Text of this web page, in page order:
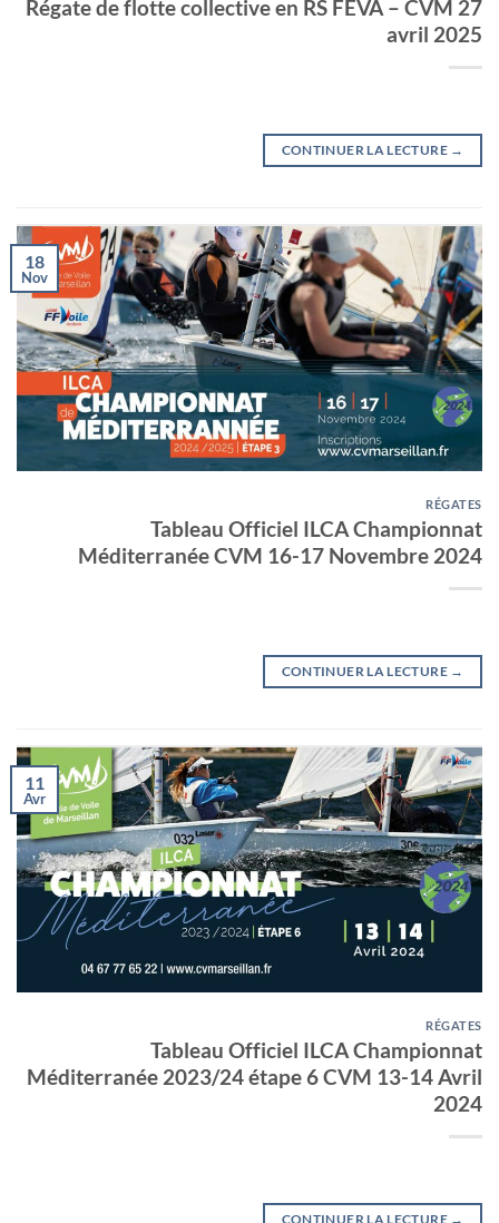
Régate de flotte collective en RS FEVA – CVM 27
avril 2025
CONTINUER LA LECTURE →
18
Nov
RÉGATES
Tableau Officiel ILCA Championnat
Méditerranée CVM 16-17 Novembre 2024
CONTINUER LA LECTURE →
11
Avr
RÉGATES
Tableau Officiel ILCA Championnat
Méditerranée 2023/24 étape 6 CVM 13-14 Avril
2024
CONTINUER LA LECTURE →